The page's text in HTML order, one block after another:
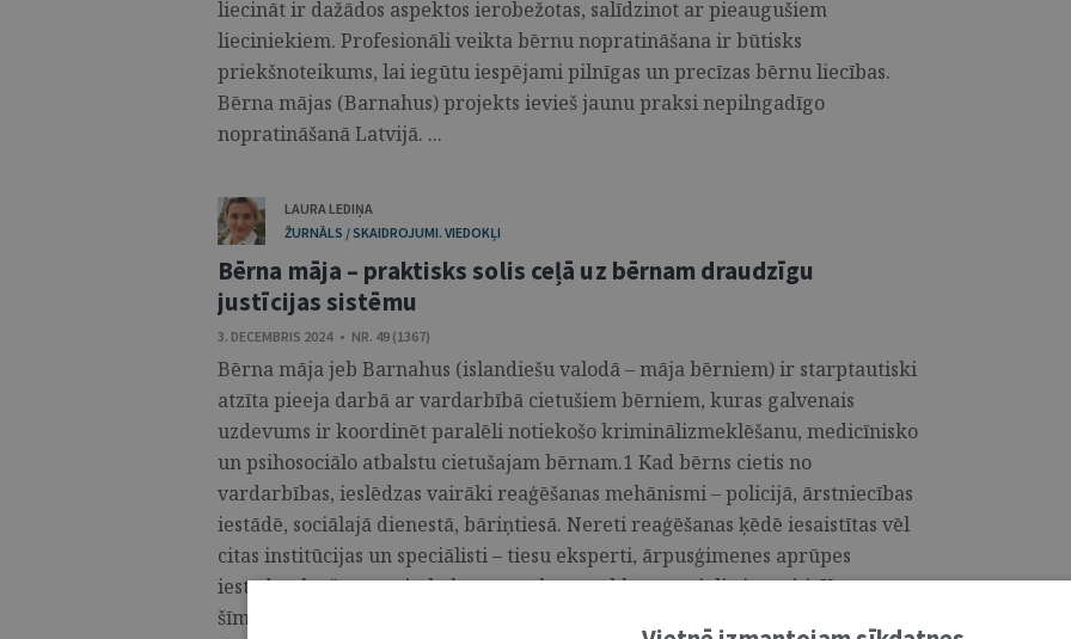
liecināt ir dažādos aspektos ierobežotas, salīdzinot ar pieaugušiem
lieciniekiem. Profesionāli veikta bērnu nopratināšana ir būtisks
priekšnoteikums, lai iegūtu iespējami pilnīgas un precīzas bērnu liecības.
Bērna mājas (Barnahus) projekts ievieš jaunu praksi nepilngadīgo
nopratināšanā Latvijā. ...
LAURA LEDIŅA
ŽURNĀLS / SKAIDROJUMI. VIEDOKĻI
Bērna māja – praktisks solis ceļā uz bērnam draudzīgu
justīcijas sistēmu
3. DECEMBRIS 2024 • NR. 49 (1367)
Bērna māja jeb Barnahus (islandiešu valodā – māja bērniem) ir starptautiski
atzīta pieeja darbā ar vardarbībā cietušiem bērniem, kuras galvenais
uzdevums ir koordinēt paralēli notiekošo kriminālizmeklēšanu, medicīnisko
un psihosociālo atbalstu cietušajam bērnam.1 Kad bērns cietis no
vardarbības, ieslēdzas vairāki reaģēšanas mehānismi – policijā, ārstniecības
iestādē, sociālajā dienestā, bāriņtiesā. Nereti reaģēšanas ķēdē iesaistītas vēl
citas institūcijas un speciālisti – tiesu eksperti, ārpusģimenes aprūpes
iestādes, krīžu centri, skolas mentālās veselības speciālisti un citi. Katra no
šīm iestādēm atbilstoši savām funkcijām un pilnvarām rīkojas, iesaistot